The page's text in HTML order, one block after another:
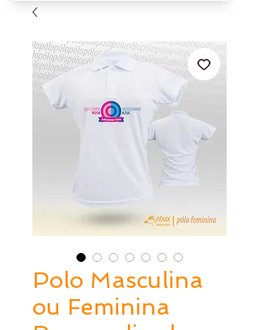
Polo Masculina
ou Feminina